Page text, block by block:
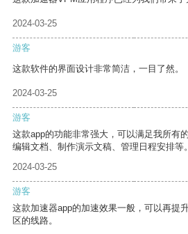
2024-03-25
游客
这款软件的界面设计非常简洁，一目了然。
2024-03-25
游客
这款app的功能非常强大，可以满足我所有
编辑文档、制作演示文稿、管理日程安排等。
2024-03-25
游客
这款加速器app的加速效果一般，可以再提
区的线路。